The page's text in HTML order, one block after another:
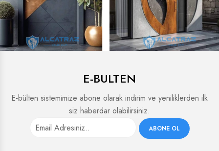
E-BULTEN
E-bülten sistemimize abone olarak indirim ve yeniliklerden ilk
siz haberdar olabilirsiniz.
ABONE OL